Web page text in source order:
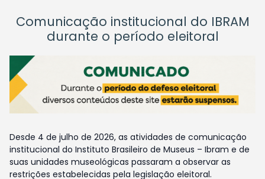
Comunicação institucional do IBRAM
durante o período eleitoral
Desde 4 de julho de 2026, as atividades de comunicação
institucional do Instituto Brasileiro de Museus – Ibram e de
suas unidades museológicas passaram a observar as
restrições estabelecidas pela legislação eleitoral.